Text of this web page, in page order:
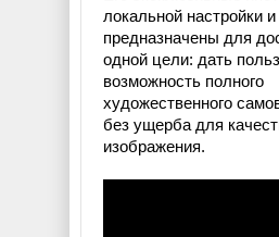
локальной настройки
предназначены для
одной цели: дать
возможность полного
художественного
без ущерба для
изображения.